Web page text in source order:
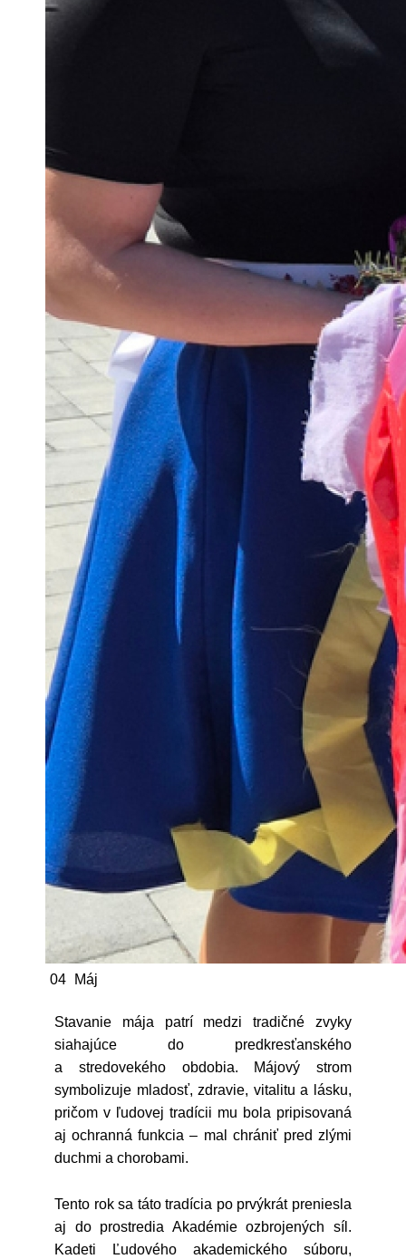
04 Máj
Stavanie mája patrí medzi tradičné zvyky
siahajúce do predkresťanského
a stredovekého obdobia. Májový strom
symbolizuje mladosť, zdravie, vitalitu a lásku,
pričom v ľudovej tradícii mu bola pripisovaná
aj ochranná funkcia – mal chrániť pred zlými
duchmi a chorobami.
Tento rok sa táto tradícia po prvýkrát preniesla
aj do prostredia Akadémie ozbrojených síl.
Kadeti Ľudového akademického súboru,